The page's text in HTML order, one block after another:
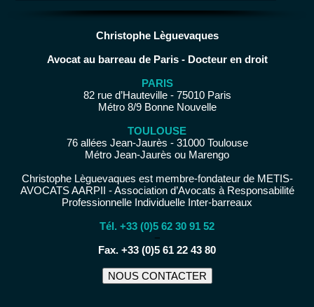
Christophe Lèguevaques
Avocat au barreau de Paris - Docteur en droit
PARIS
82 rue d’Hauteville - 75010 Paris
Métro 8/9 Bonne Nouvelle
TOULOUSE
76 allées Jean-Jaurès - 31000 Toulouse
Métro Jean-Jaurès ou Marengo
Christophe Lèguevaques est membre-fondateur de METIS-
AVOCATS AARPII - Association d’Avocats à Responsabilité
Professionnelle Individuelle Inter-barreaux
Tél. +33 (0)5 62 30 91 52
−
Fax. +33 (0)5 61 22 43 80
NOUS CONTACTER